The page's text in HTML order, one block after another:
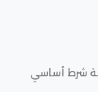
شرط أساسي